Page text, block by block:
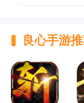
良心手游